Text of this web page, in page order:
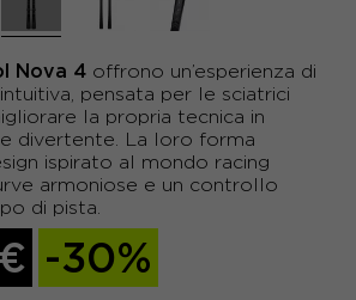
Nova 4 offrono un’esperienza di
pensata per le sciatrici
la propria tecnica in
divertente. La loro forma
ispirato al mondo racing
armoniose e un controllo
di pista.
-30%